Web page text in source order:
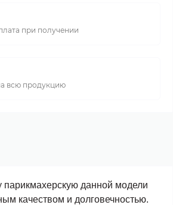
при получении
всю продукцию
парикмахерскую данной модели
качеством и долговечностью.